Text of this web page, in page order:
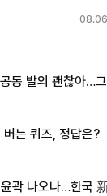
동 발의 괜찮아…
는 퀴즈, 정답은?
곽 나오나…한국